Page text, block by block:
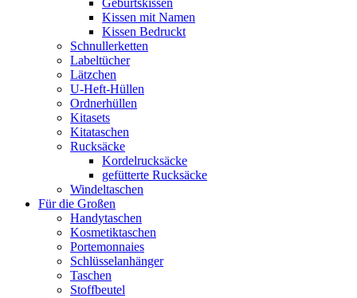
Kissen mit Namen
Kissen Bedruckt
Schnullerketten
Labeltücher
Lätzchen
U-Heft-Hüllen
Ordnerhüllen
Kitasets
Kitataschen
Rucksäcke
Kordelrucksäcke
gefütterte Rucksäcke
Windeltaschen
Für die Großen
Handytaschen
Kosmetiktaschen
Portemonnaies
Schlüsselanhänger
Taschen
Stoffbeutel